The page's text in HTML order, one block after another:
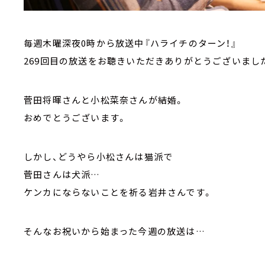
毎週木曜深夜0時から放送中『ハライチのターン！』
269回目の放送をお聴きいただきありがとうございまし
菅田将暉さんと小松菜奈さんが結婚。
おめでとうございます。
しかし、どうやら小松さんは猫派で
菅田さんは犬派…
ケンカにならないことを祈る岩井さんです。
そんなお祝いから始まった今週の放送は…